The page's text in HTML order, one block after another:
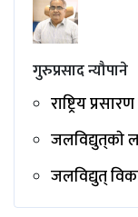
गुरुप्रसाद न्यौपाने
राष्ट्रिय
जलविद्युत्‌काे
जलविद्युत्